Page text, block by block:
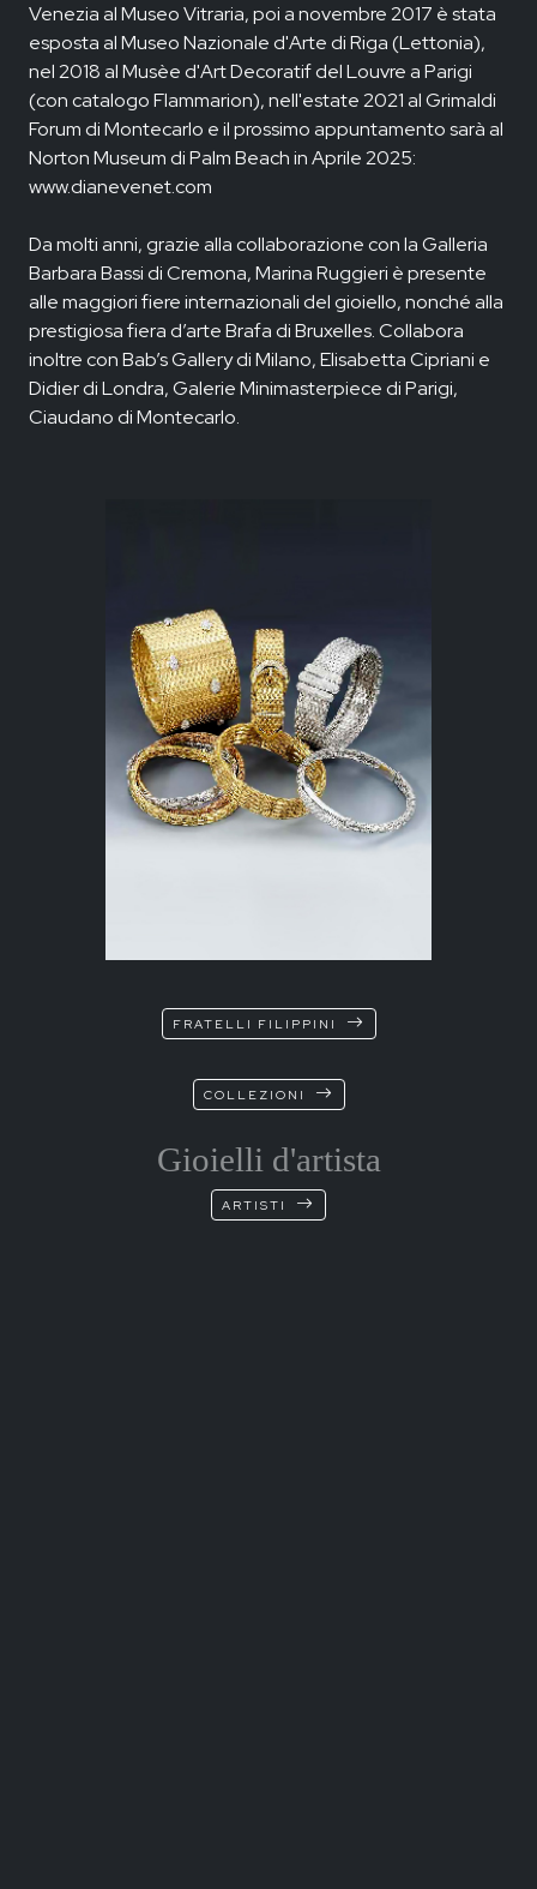
Venezia al Museo Vitraria, poi a novembre 2017 è stata
esposta al Museo Nazionale d'Arte di Riga (Lettonia),
nel 2018 al Musèe d'Art Decoratif del Louvre a Parigi
(con catalogo Flammarion), nell'estate 2021 al Grimaldi
Forum di Montecarlo e il prossimo appuntamento sarà al
Norton Museum di Palm Beach in Aprile 2025:
www.dianevenet.com
Da molti anni, grazie alla collaborazione con la Galleria
Barbara Bassi di Cremona, Marina Ruggieri è presente
alle maggiori fiere internazionali del gioiello, nonché alla
prestigiosa fiera d’arte Brafa di Bruxelles. Collabora
inoltre con Bab’s Gallery di Milano, Elisabetta Cipriani e
Didier di Londra, Galerie Minimasterpiece di Parigi,
Ciaudano di Montecarlo.
FRATELLI FILIPPINI
COLLEZIONI
Gioielli d'artista
ARTISTI